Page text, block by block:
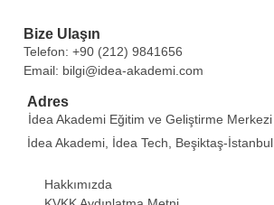
Bize Ulaşın
Telefon: +90 (212) 9841656
Email: bilgi@idea-akademi.com
Adres
İdea Akademi Eğitim ve Geliştirme Merkezi
İdea Akademi, İdea Tech, Beşiktaş-İstanbul
Hakkımızda